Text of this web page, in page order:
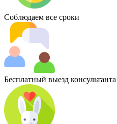
Соблюдаем все сроки
Бесплатный выезд консультанта